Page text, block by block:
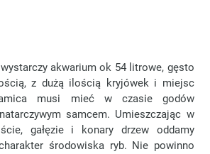
akwarium ok 54 litrowe, gęsto
z dużą ilością kryjówek i miejsc
musi mieć w czasie godów
samcem. Umieszczając w
gałęzie i konary drzew oddamy
środowiska ryb. Nie powinno